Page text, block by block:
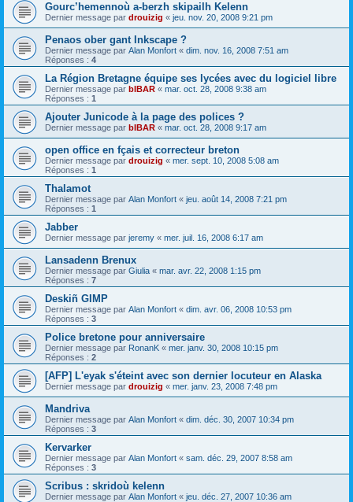
Gourc’hemennoù a-berzh skipailh Kelenn
Dernier message par drouizig « jeu. nov. 20, 2008 9:21 pm
Penaos ober gant Inkscape ?
Dernier message par Alan Monfort « dim. nov. 16, 2008 7:51 am
Réponses : 4
La Région Bretagne équipe ses lycées avec du logiciel libre
Dernier message par bIBAR « mar. oct. 28, 2008 9:38 am
Réponses : 1
Ajouter Junicode à la page des polices ?
Dernier message par bIBAR « mar. oct. 28, 2008 9:17 am
open office en fçais et correcteur breton
Dernier message par drouizig « mer. sept. 10, 2008 5:08 am
Réponses : 1
Thalamot
Dernier message par Alan Monfort « jeu. août 14, 2008 7:21 pm
Réponses : 1
Jabber
Dernier message par jeremy « mer. juil. 16, 2008 6:17 am
Lansadenn Brenux
Dernier message par Giulia « mar. avr. 22, 2008 1:15 pm
Réponses : 7
Deskiñ GIMP
Dernier message par Alan Monfort « dim. avr. 06, 2008 10:53 pm
Réponses : 3
Police bretone pour anniversaire
Dernier message par RonanK « mer. janv. 30, 2008 10:15 pm
Réponses : 2
[AFP] L'eyak s'éteint avec son dernier locuteur en Alaska
Dernier message par drouizig « mer. janv. 23, 2008 7:48 pm
Mandriva
Dernier message par Alan Monfort « dim. déc. 30, 2007 10:34 pm
Réponses : 3
Kervarker
Dernier message par Alan Monfort « sam. déc. 29, 2007 8:58 am
Réponses : 3
Scribus : skridoù kelenn
Dernier message par Alan Monfort « jeu. déc. 27, 2007 10:36 am